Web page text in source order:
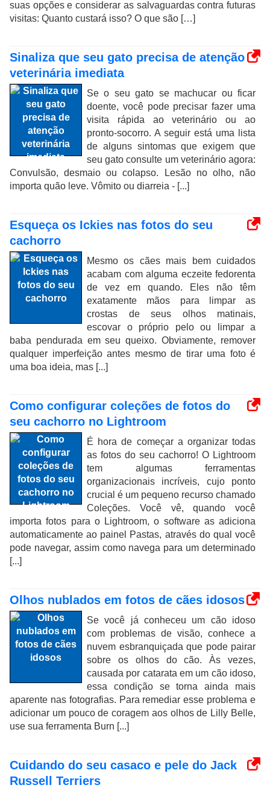
suas opções e considerar as salvaguardas contra futuras
visitas: Quanto custará isso? O que são […]
Sinaliza que seu gato precisa de atenção
veterinária imediata
Se o seu gato se machucar ou ficar
doente, você pode precisar fazer uma
visita rápida ao veterinário ou ao
pronto-socorro. A seguir está uma lista
de alguns sintomas que exigem que
seu gato consulte um veterinário agora:
Convulsão, desmaio ou colapso. Lesão no olho, não
importa quão leve. Vômito ou diarreia - [...]
Esqueça os Ickies nas fotos do seu
cachorro
Mesmo os cães mais bem cuidados
acabam com alguma eczeite fedorenta
de vez em quando. Eles não têm
exatamente mãos para limpar as
crostas de seus olhos matinais,
escovar o próprio pelo ou limpar a
baba pendurada em seu queixo. Obviamente, remover
qualquer imperfeição antes mesmo de tirar uma foto é
uma boa ideia, mas [...]
Como configurar coleções de fotos do
seu cachorro no Lightroom
É hora de começar a organizar todas
as fotos do seu cachorro! O Lightroom
tem algumas ferramentas
organizacionais incríveis, cujo ponto
crucial é um pequeno recurso chamado
Coleções. Você vê, quando você
importa fotos para o Lightroom, o software as adiciona
automaticamente ao painel Pastas, através do qual você
pode navegar, assim como navega para um determinado
[...]
Olhos nublados em fotos de cães idosos
Se você já conheceu um cão idoso
com problemas de visão, conhece a
nuvem esbranquiçada que pode pairar
sobre os olhos do cão. Às vezes,
causada por catarata em um cão idoso,
essa condição se torna ainda mais
aparente nas fotografias. Para remediar esse problema e
adicionar um pouco de coragem aos olhos de Lilly Belle,
use sua ferramenta Burn [...]
Cuidando do seu casaco e pele do Jack
Russell Terriers